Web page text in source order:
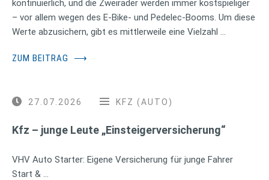
kontinuierlich, und die Zweiräder werden immer kostspieliger
– vor allem wegen des E-Bike- und Pedelec-Booms. Um diese
Werte abzusichern, gibt es mittlerweile eine Vielzahl …
ZUM BEITRAG ⟶
27.07.2026 KFZ (AUTO)
Kfz – junge Leute „Einsteigerversicherung“
VHV Auto Starter: Eigene Versicherung für junge Fahrer
Start & …